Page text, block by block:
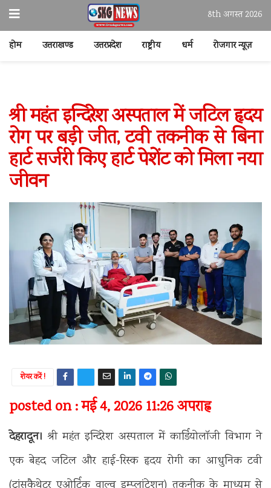
8th अगस्त 2026
होम उत्तराखण्ड उत्तरप्रदेश राष्ट्रीय धर्म रोजगार न्यूज़
श्री महंत इन्दिरेश अस्पताल में जटिल हृदय
रोग पर बड़ी जीत, टवी तकनीक से बिना
हार्ट सर्जरी किए हार्ट पेशेंट को मिला नया
जीवन
शेयर करें !
posted on : मई 4, 2026 11:26 अपराह्न
देहरादून। श्री महंत इन्दिरेश अस्पताल में कार्डियोलॉजी विभाग ने
एक बेहद जटिल और हाई-रिस्क हृदय रोगी का आधुनिक टवी